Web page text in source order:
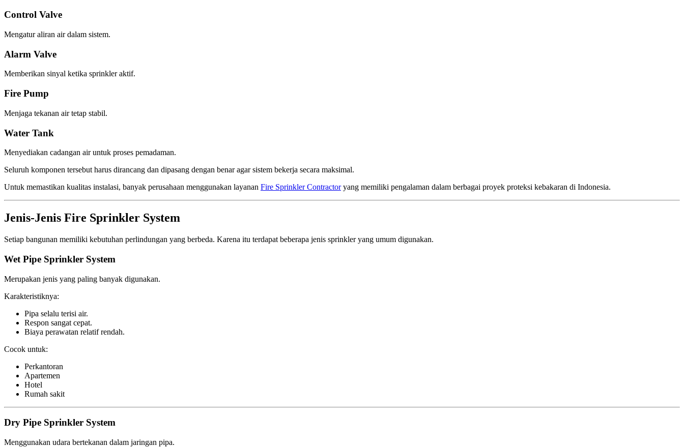
Control Valve
Mengatur aliran air dalam sistem.
Alarm Valve
Memberikan sinyal ketika sprinkler aktif.
Fire Pump
Menjaga tekanan air tetap stabil.
Water Tank
Menyediakan cadangan air untuk proses pemadaman.
Seluruh komponen tersebut harus dirancang dan dipasang dengan benar agar sistem bekerja secara maksimal.
Untuk memastikan kualitas instalasi, banyak perusahaan menggunakan layanan Fire Sprinkler Contractoryang memiliki pengalaman dalam berbagai proyek proteksi kebakaran di Indonesia.
Jenis-Jenis Fire Sprinkler System
Setiap bangunan memiliki kebutuhan perlindungan yang berbeda. Karena itu terdapat beberapa jenis sprinkler yang umum digunakan.
Wet Pipe Sprinkler System
Merupakan jenis yang paling banyak digunakan.
Karakteristiknya:
Pipa selalu terisi air.
Respon sangat cepat.
Biaya perawatan relatif rendah.
Cocok untuk:
Perkantoran
Apartemen
Hotel
Rumah sakit
Dry Pipe Sprinkler System
Menggunakan udara bertekanan dalam jaringan pipa.